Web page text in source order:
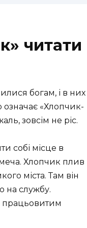
читати
богам, і в них
означає «Хлопчик-
зовсім не ріс.
собі місце в
Хлопчик плив
міста. Там він
на службу.
працьовитим